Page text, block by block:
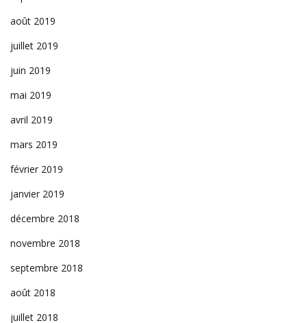
août 2019
juillet 2019
juin 2019
mai 2019
avril 2019
mars 2019
février 2019
janvier 2019
décembre 2018
novembre 2018
septembre 2018
août 2018
juillet 2018